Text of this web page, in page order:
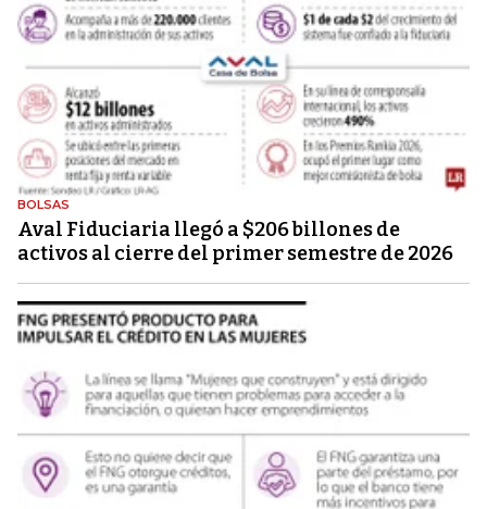
BOLSAS
Aval Fiduciaria llegó a $206 billones de
activos al cierre del primer semestre de 2026